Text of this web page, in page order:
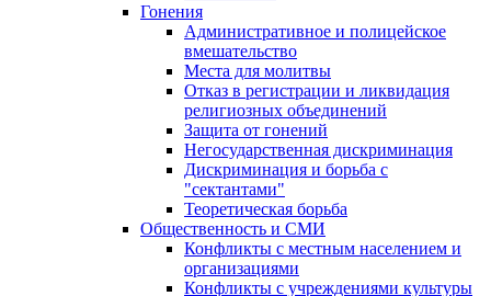
Гонения
Административное и полицейское
вмешательство
Места для молитвы
Отказ в регистрации и ликвидация
религиозных объединений
Защита от гонений
Негосударственная дискриминация
Дискриминация и борьба с
"сектантами"
Теоретическая борьба
Общественность и СМИ
Конфликты с местным населением и
организациями
Конфликты с учреждениями культуры